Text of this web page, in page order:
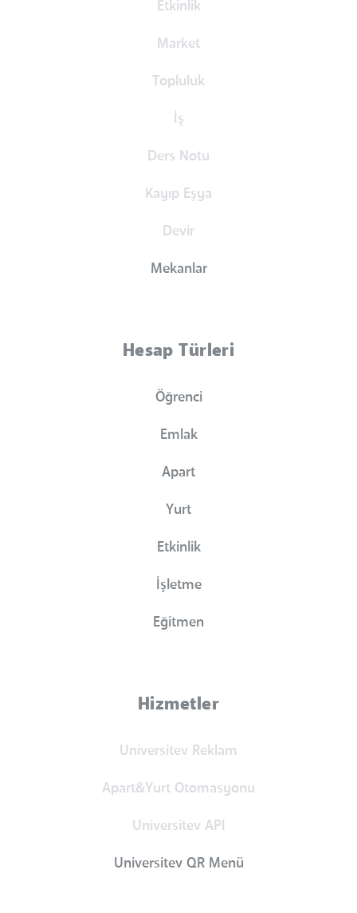
Etkinlik
Market
Topluluk
İş
Ders Notu
Kayıp Eşya
Devir
Mekanlar
Hesap Türleri
Öğrenci
Emlak
Apart
Yurt
Etkinlik
İşletme
Eğitmen
Hizmetler
Universitev Reklam
Apart&Yurt Otomasyonu
Universitev API
Universitev QR Menü